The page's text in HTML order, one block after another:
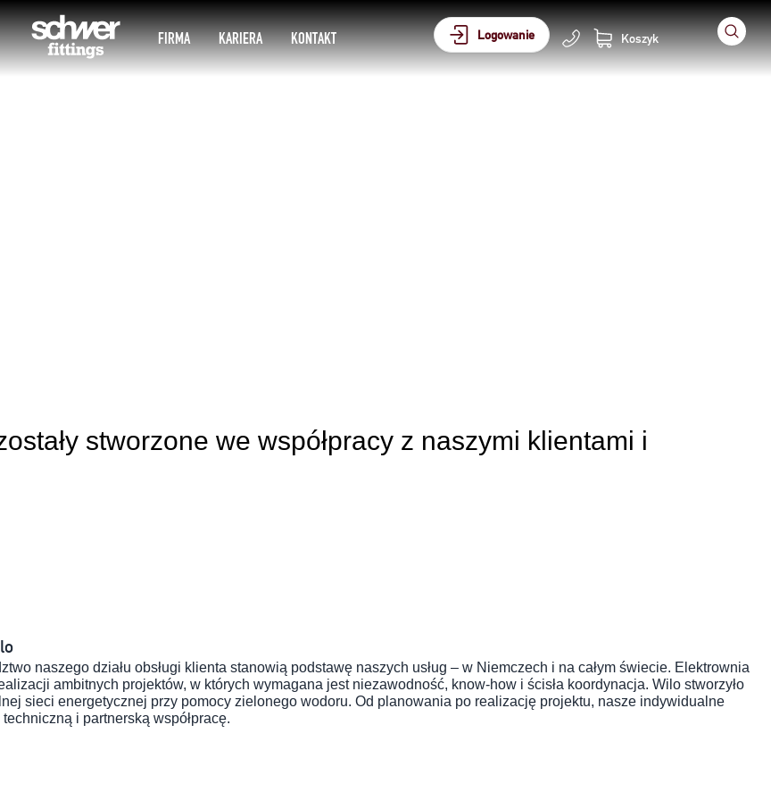
FIRMA KARIERA KONTAKT Logowanie Koszyk
stworzone we współpracy z naszymi klientami i
naszego działu obsługi klienta stanowią podstawę naszych usług – w Niemczech i na całym świecie. Elektrownia
ambitnych projektów, w których wymagana jest niezawodność, know-how i ścisła koordynacja. Wilo stworzyło
sieci energetycznej przy pomocy zielonego wodoru. Od planowania po realizację projektu, nasze indywidualne
i partnerską współpracę.